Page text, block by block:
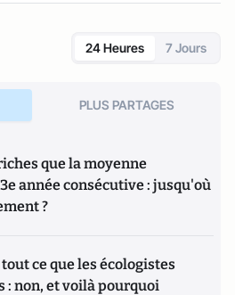
24 Heures 7 Jours
PLUS PARTAGES
que la moyenne
année consécutive : jusqu'où
?
ce que les écologistes
: non, et voilà pourquoi